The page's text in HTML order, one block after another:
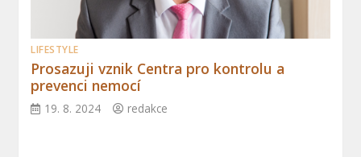
LIFESTYLE
Prosazuji vznik Centra pro kontrolu a
prevenci nemocí
19. 8. 2024 redakce